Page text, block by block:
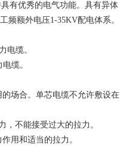
有优秀的电气功能。具有异体
频额外电压1-35KV配电体系。
电缆。
缆。
场合。单芯电缆不允许敷设在
，不能接受过大的拉力。
用和适当的拉力。